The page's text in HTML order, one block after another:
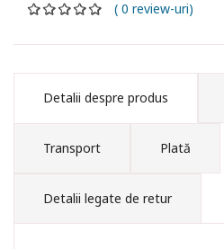
( 0 review-uri)
Detalii despre produs
Transport Plată
Detalii legate de retur